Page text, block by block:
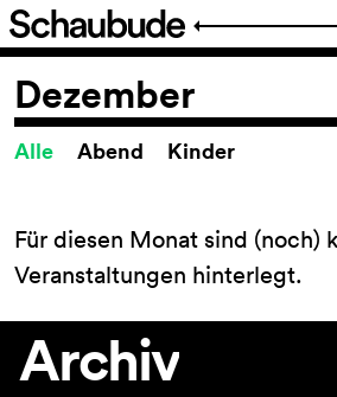
Programm
Spielplan
FIGURE IT OUT
Festival Theater der
Reihen und Projekte
Archiv
Dezember
Alle Abend Kinder
Spielplan
Für diesen Monat sind (noch)
Veranstaltungen hinterlegt.
Archiv